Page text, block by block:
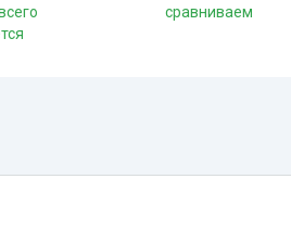
сравниваем